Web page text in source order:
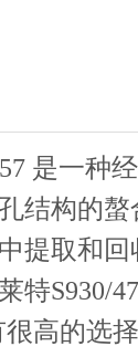
是一种
结构的
提取和
特S930/
很高的选